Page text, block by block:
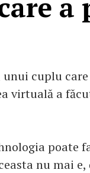
unui cuplu
virtuală a
poate
nu mai